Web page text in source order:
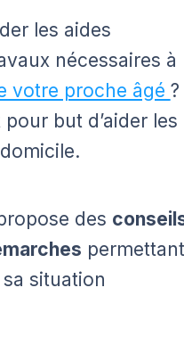
les aides
nécessaires à
votre proche âgé ?
pour but d’aider les
des
permettant
situation